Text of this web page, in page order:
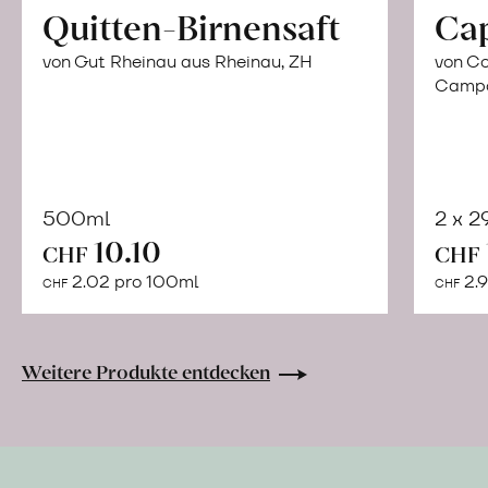
Quitten-Birnensaft
von Gut Rheinau aus Rheinau, ZH
500ml
CHF 10.10
CHF 2.02 pro 100ml
Warenkorb
von
2 x
CHF
CHF
Weitere Produkte entdecken